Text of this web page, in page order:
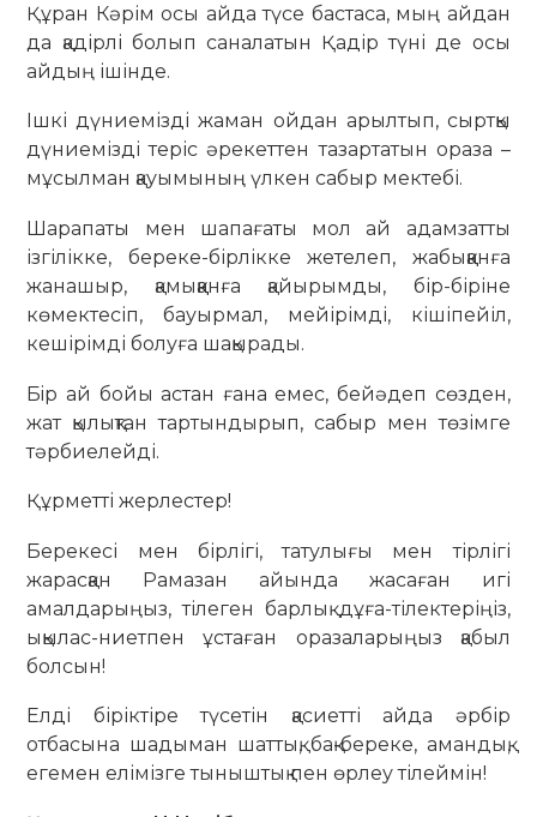
Құран Кәрім осы айда түсе бастаса, мың айдан
да қадірлі болып саналатын Қадір түні де осы
айдың ішінде.
Ішкі дүниемізді жаман ойдан арылтып, сыртқы
дүниемізді теріс әрекеттен тазартатын ораза –
мұсылман қауымының үлкен сабыр мектебі.
Шарапаты мен шапағаты мол ай адамзатты
ізгілікке, береке-бірлікке жетелеп, жабыққанға
жанашыр, қамыққанға қайырымды, бір-біріне
көмектесіп, бауырмал, мейірімді, кішіпейіл,
кешірімді болуға шақырады.
Бiр ай бойы астан ғана емес, бейәдеп сөзден,
жат қылықтан тартындырып, сабыр мен төзімге
тәрбиелейді.
Құрметті жерлестер!
Берекесі мен бірлігі, татулығы мен тірлігі
жарасқан Рамазан айында жасаған игі
амалдарыңыз, тілеген барлық дұға-тілектеріңіз,
ықылас-ниетпен ұстаған оразаларыңыз қабыл
болсын!
Елді біріктіре түсетін қасиетті айда әрбір
отбасына шадыман шаттық, бақ-береке, амандық,
егемен елімізге тыныштық пен өрлеу тілеймін!